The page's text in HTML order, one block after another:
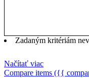
Zadaným kritériám
Načítať viac
Compare items ({{